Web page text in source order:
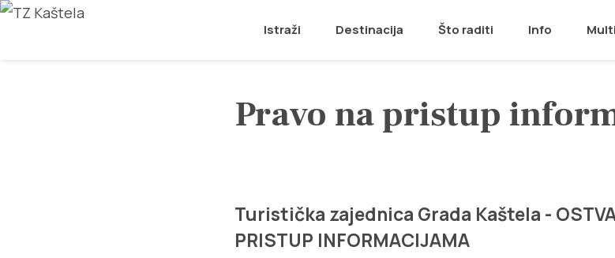
Istraži Destinacija Što raditi Info
Pravo na pristup
Turistička zajednica Grada Kaštela -
PRISTUP INFORMACIJAMA